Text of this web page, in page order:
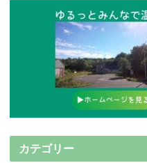
カテゴリー